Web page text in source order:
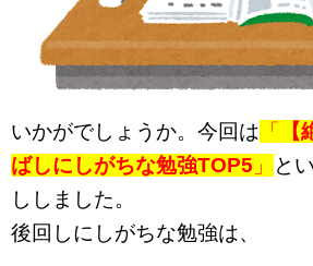
いかがでしょうか。今回は 「
ばしにしがちな勉強TOP5 」
と
ししました。
後回しにしがちな勉強は、